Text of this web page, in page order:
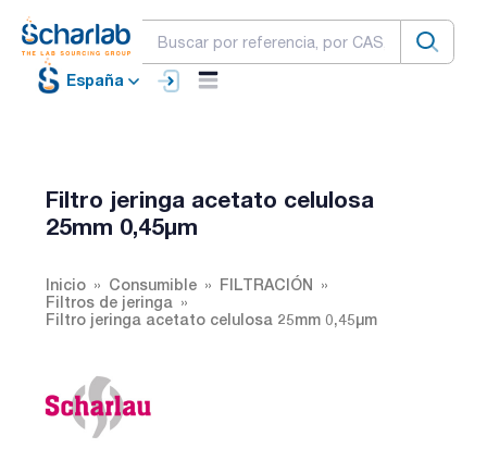
España
Filtro jeringa acetato celulosa
25mm 0,45µm
Inicio Consumible
FILTRACIÓN
Filtros de jeringa
Filtro jeringa acetato celulosa 25mm 0,45µm